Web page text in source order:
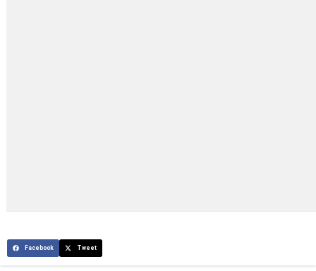
Facebook Tweet